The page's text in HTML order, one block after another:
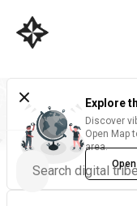
Explore
Discover
Open Map
area.